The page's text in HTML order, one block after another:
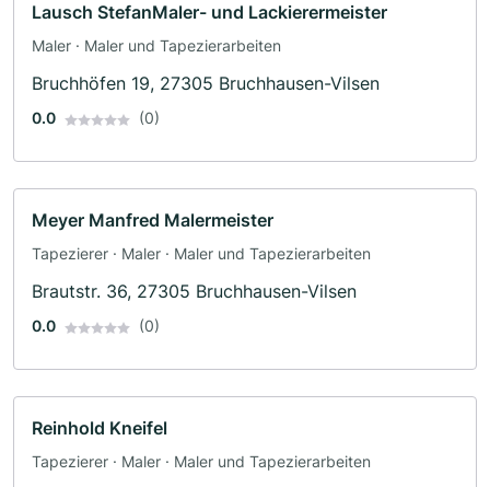
Lausch StefanMaler- und Lackierermeister
Maler · Maler und Tapezierarbeiten
Bruchhöfen 19, 27305 Bruchhausen-Vilsen
0.0 (0)
Meyer Manfred Malermeister
Tapezierer · Maler · Maler und Tapezierarbeiten
Brautstr. 36, 27305 Bruchhausen-Vilsen
0.0 (0)
Reinhold Kneifel
Tapezierer · Maler · Maler und Tapezierarbeiten